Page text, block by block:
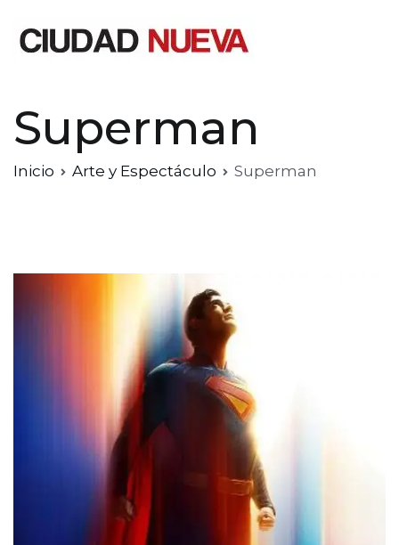
Superman
Inicio Arte y Espectáculo Superman